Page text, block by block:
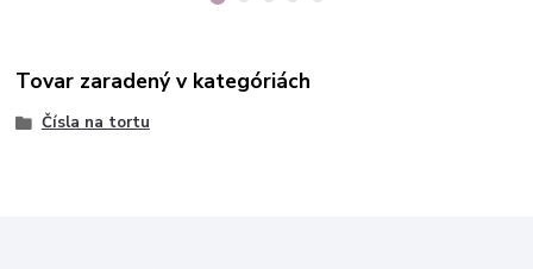
Tovar zaradený v kategóriách
Čísla na tortu